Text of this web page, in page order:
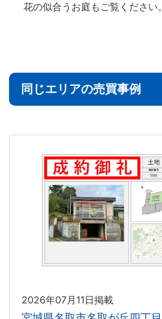
花の似合うお庭もご覧ください。
同じエリアの売買事例
2026年07月11日掲載